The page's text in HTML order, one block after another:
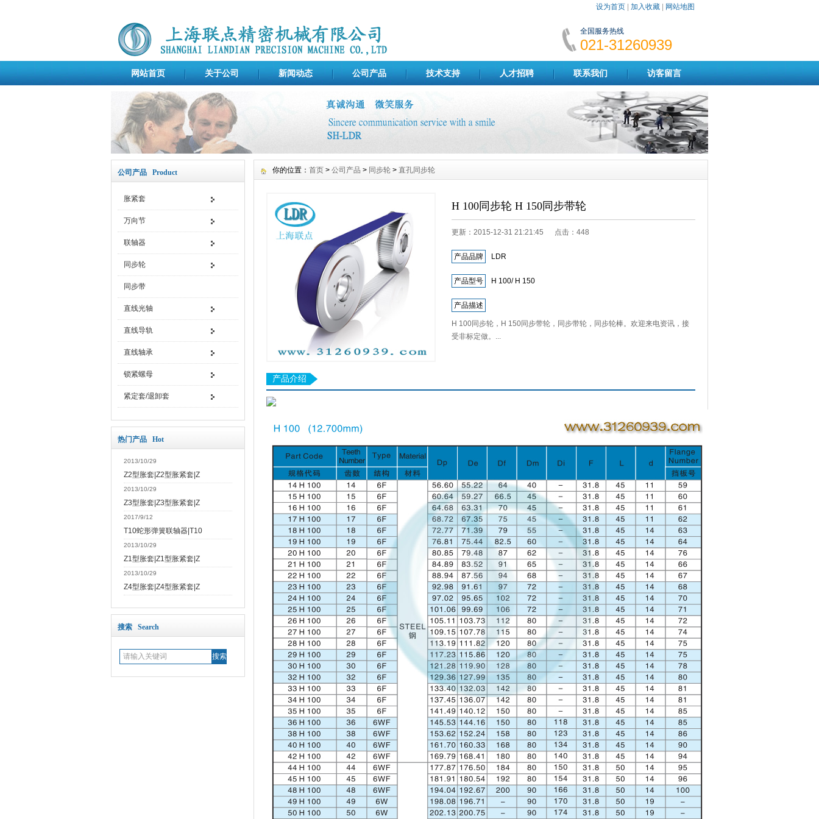
设为首页| 加入收藏| 网站地图
全国服务热线
021-31260939
网站首页 关于公司 新闻动态 公司产品 技术支持 人才招聘 联系我们 访客留言
公司产品 Product
胀紧套
万向节
联轴器
同步轮
同步带
直线光轴
直线导轨
直线轴承
锁紧螺母
紧定套/退卸套
热门产品 Hot
2013/10/29
Z2型胀套|Z2型胀紧套|Z
2013/10/29
Z3型胀套|Z3型胀紧套|Z
2017/9/12
T10蛇形弹簧联轴器|T10
2013/10/29
Z1型胀套|Z1型胀紧套|Z
2013/10/29
Z4型胀套|Z4型胀紧套|Z
搜索 Search
你的位置： 首页 > 公司产品 > 同步轮 > 直孔同步轮
H 100同步轮 H 150同步带轮
更新：2015-12-31 21:21:45 点击： 448
产品品牌 LDR
产品型号 H 100/ H 150
产品描述
H 100同步轮，H 150同步带轮，同步带轮，同步轮棒。欢迎来电资讯，接
受非标定做。...
产品介绍